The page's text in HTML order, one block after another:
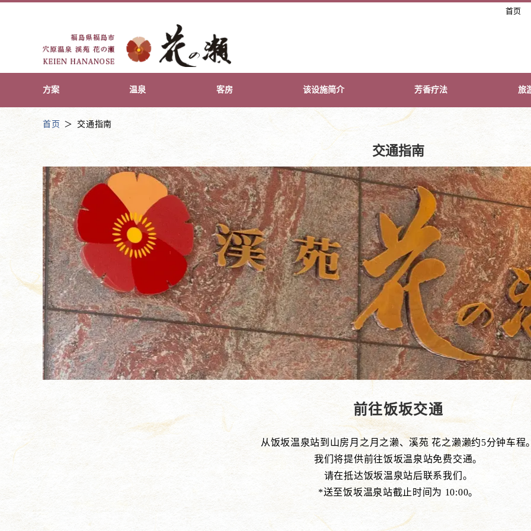
首页
方案 温泉 客房 该设施简介 芳香疗法 旅
首页 交通指南
交通指南
前往饭坂交通
从饭坂温泉站到山房月之月之濑、溪苑 花之濑濑约5分钟车程
我们将提供前往饭坂温泉站免费交通。
请在抵达饭坂温泉站后联系我们。
*送至饭坂温泉站截止时间为 10:00。